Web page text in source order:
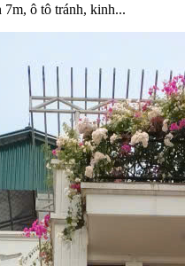
ô tô tránh, kinh...